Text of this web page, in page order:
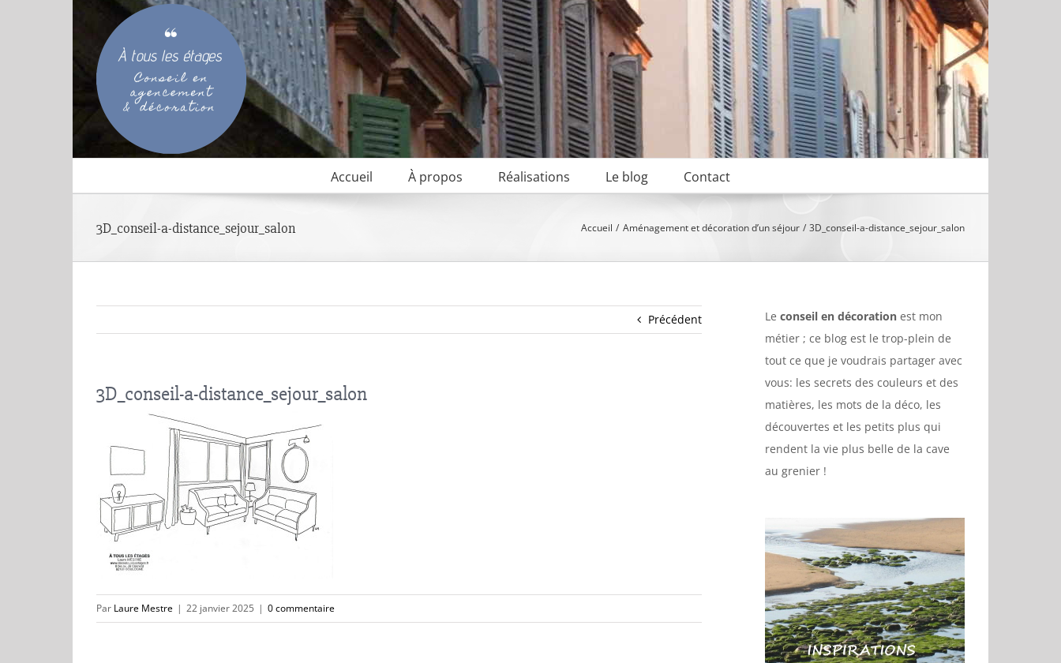
Accueil À propos Réalisations Le blog Contact
3D_conseil-a-distance_sejour_salon Accueil Aménagement et décoration d’un séjour 3D_conseil-a-distance_sejour_salon
Précédent
3D_conseil-a-distance_sejour_salon
Par Laure Mestre | 22 janvier 2025 | 0 commentaire
Le conseil en décoration est mon
métier ; ce blog est le trop-plein de
tout ce que je voudrais partager avec
vous: les secrets des couleurs et des
matières, les mots de la déco, les
découvertes et les petits plus qui
rendent la vie plus belle de la cave
au grenier !